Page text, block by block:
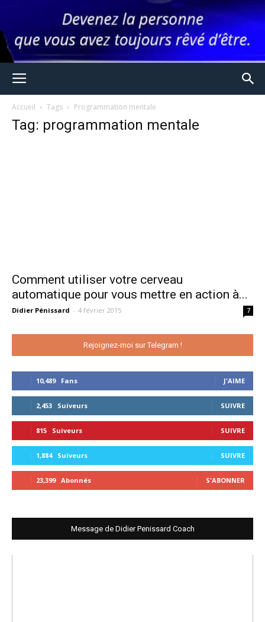
Accueil Tags Programmation mentale
Tag: programmation mentale
Comment utiliser votre cerveau
automatique pour vous mettre en action à...
Didier Pénissard - 4 février 2015 7
Rejoignez-moi sur Telegram !
10,489 Fans J'AIME
2,453 Suiveurs SUIVRE
815 Suiveurs SUIVRE
1,884 Suiveurs SUIVRE
23,399 Abonnés S'ABONNER
Message de Didier Penissard Coach